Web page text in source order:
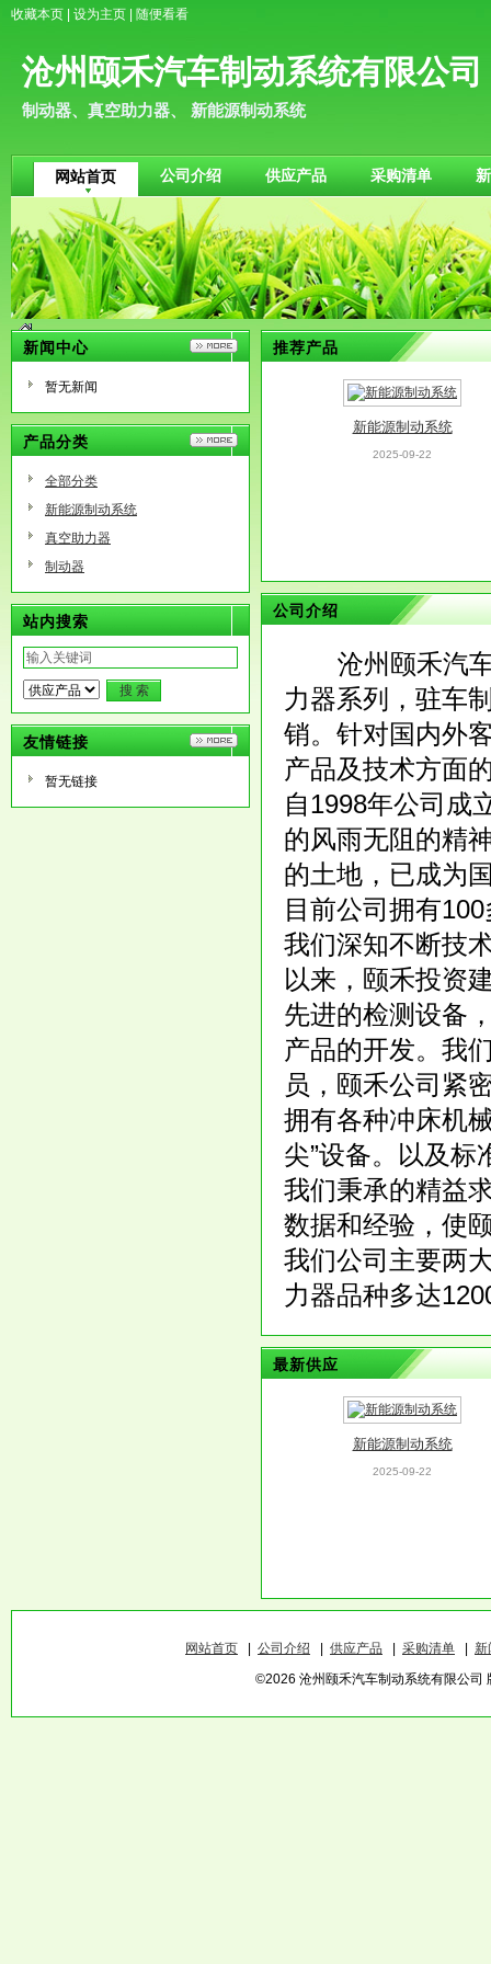
收藏本页 设为主页 随便看看
沧州颐禾汽车制动系统有限公司
制动器、真空助力器、 新能源制动系统
网站首页 公司介绍 供应产品 采购清单
新闻中心
暂无新闻
产品分类
全部分类
新能源制动系统
真空助力器
制动器
站内搜索
友情链接
暂无链接
推荐产品
新能源制动系统
2025-09-22
公司介绍
沧州颐禾汽车
力器系列，驻车
销。针对国内外
产品及技术方面
自1998年公司成
的风雨无阻的精
的土地，已成为
目前公司拥有
我们深知不断技
以来，颐禾投资
先进的检测设备
产品的开发。我
员，颐禾公司紧
拥有各种冲床机
尖”设备。以及标
我们秉承的精益
数据和经验，使
我们公司主要两
力器品种多达
最新供应
新能源制动系统
2025-09-22
网站首页 公司介绍 供应产品 采购清单
新
©2026 沧州颐禾汽车制动系统有限公司